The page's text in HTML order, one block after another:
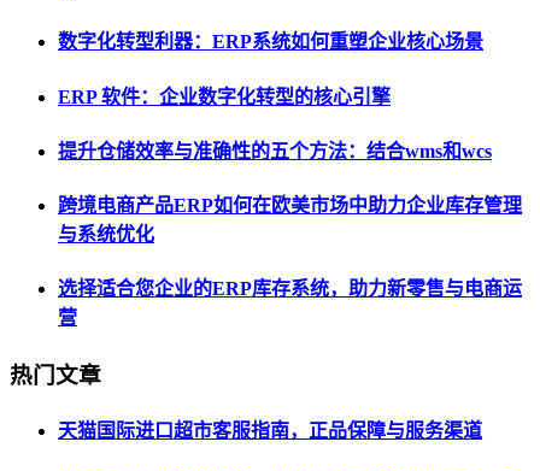
数字化转型利器：ERP系统如何重塑企业核心场景
ERP 软件：企业数字化转型的核心引擎
提升仓储效率与准确性的五个方法：结合wms和wcs
跨境电商产品ERP如何在欧美市场中助力企业库存管理
与系统优化
选择适合您企业的ERP库存系统，助力新零售与电商运
营
热门文章
天猫国际进口超市客服指南，正品保障与服务渠道